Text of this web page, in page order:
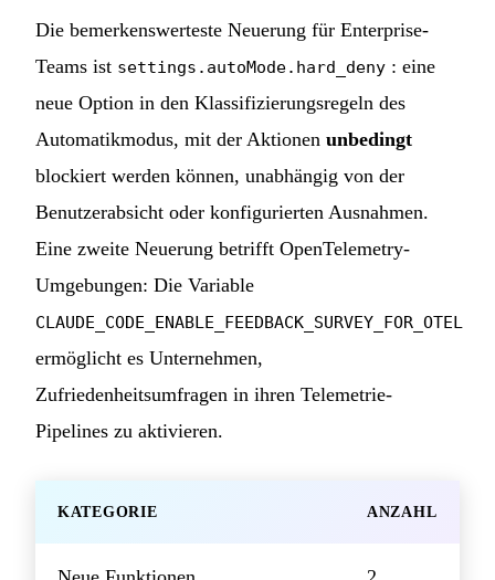
Die bemerkenswerteste Neuerung für Enterprise-
Teams ist settings.autoMode.hard_deny : eine
neue Option in den Klassifizierungsregeln des
Automatikmodus, mit der Aktionen unbedingt
blockiert werden können, unabhängig von der
Benutzerabsicht oder konfigurierten Ausnahmen.
Eine zweite Neuerung betrifft OpenTelemetry-
Umgebungen: Die Variable
CLAUDE_CODE_ENABLE_FEEDBACK_SURVEY_FOR_OTEL
ermöglicht es Unternehmen,
Zufriedenheitsumfragen in ihren Telemetrie-
Pipelines zu aktivieren.
KATEGORIE ANZAHL